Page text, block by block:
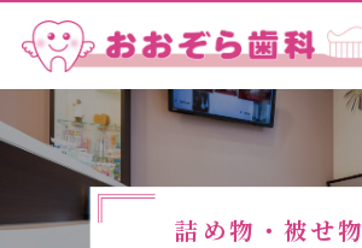
詰め物・被せ物